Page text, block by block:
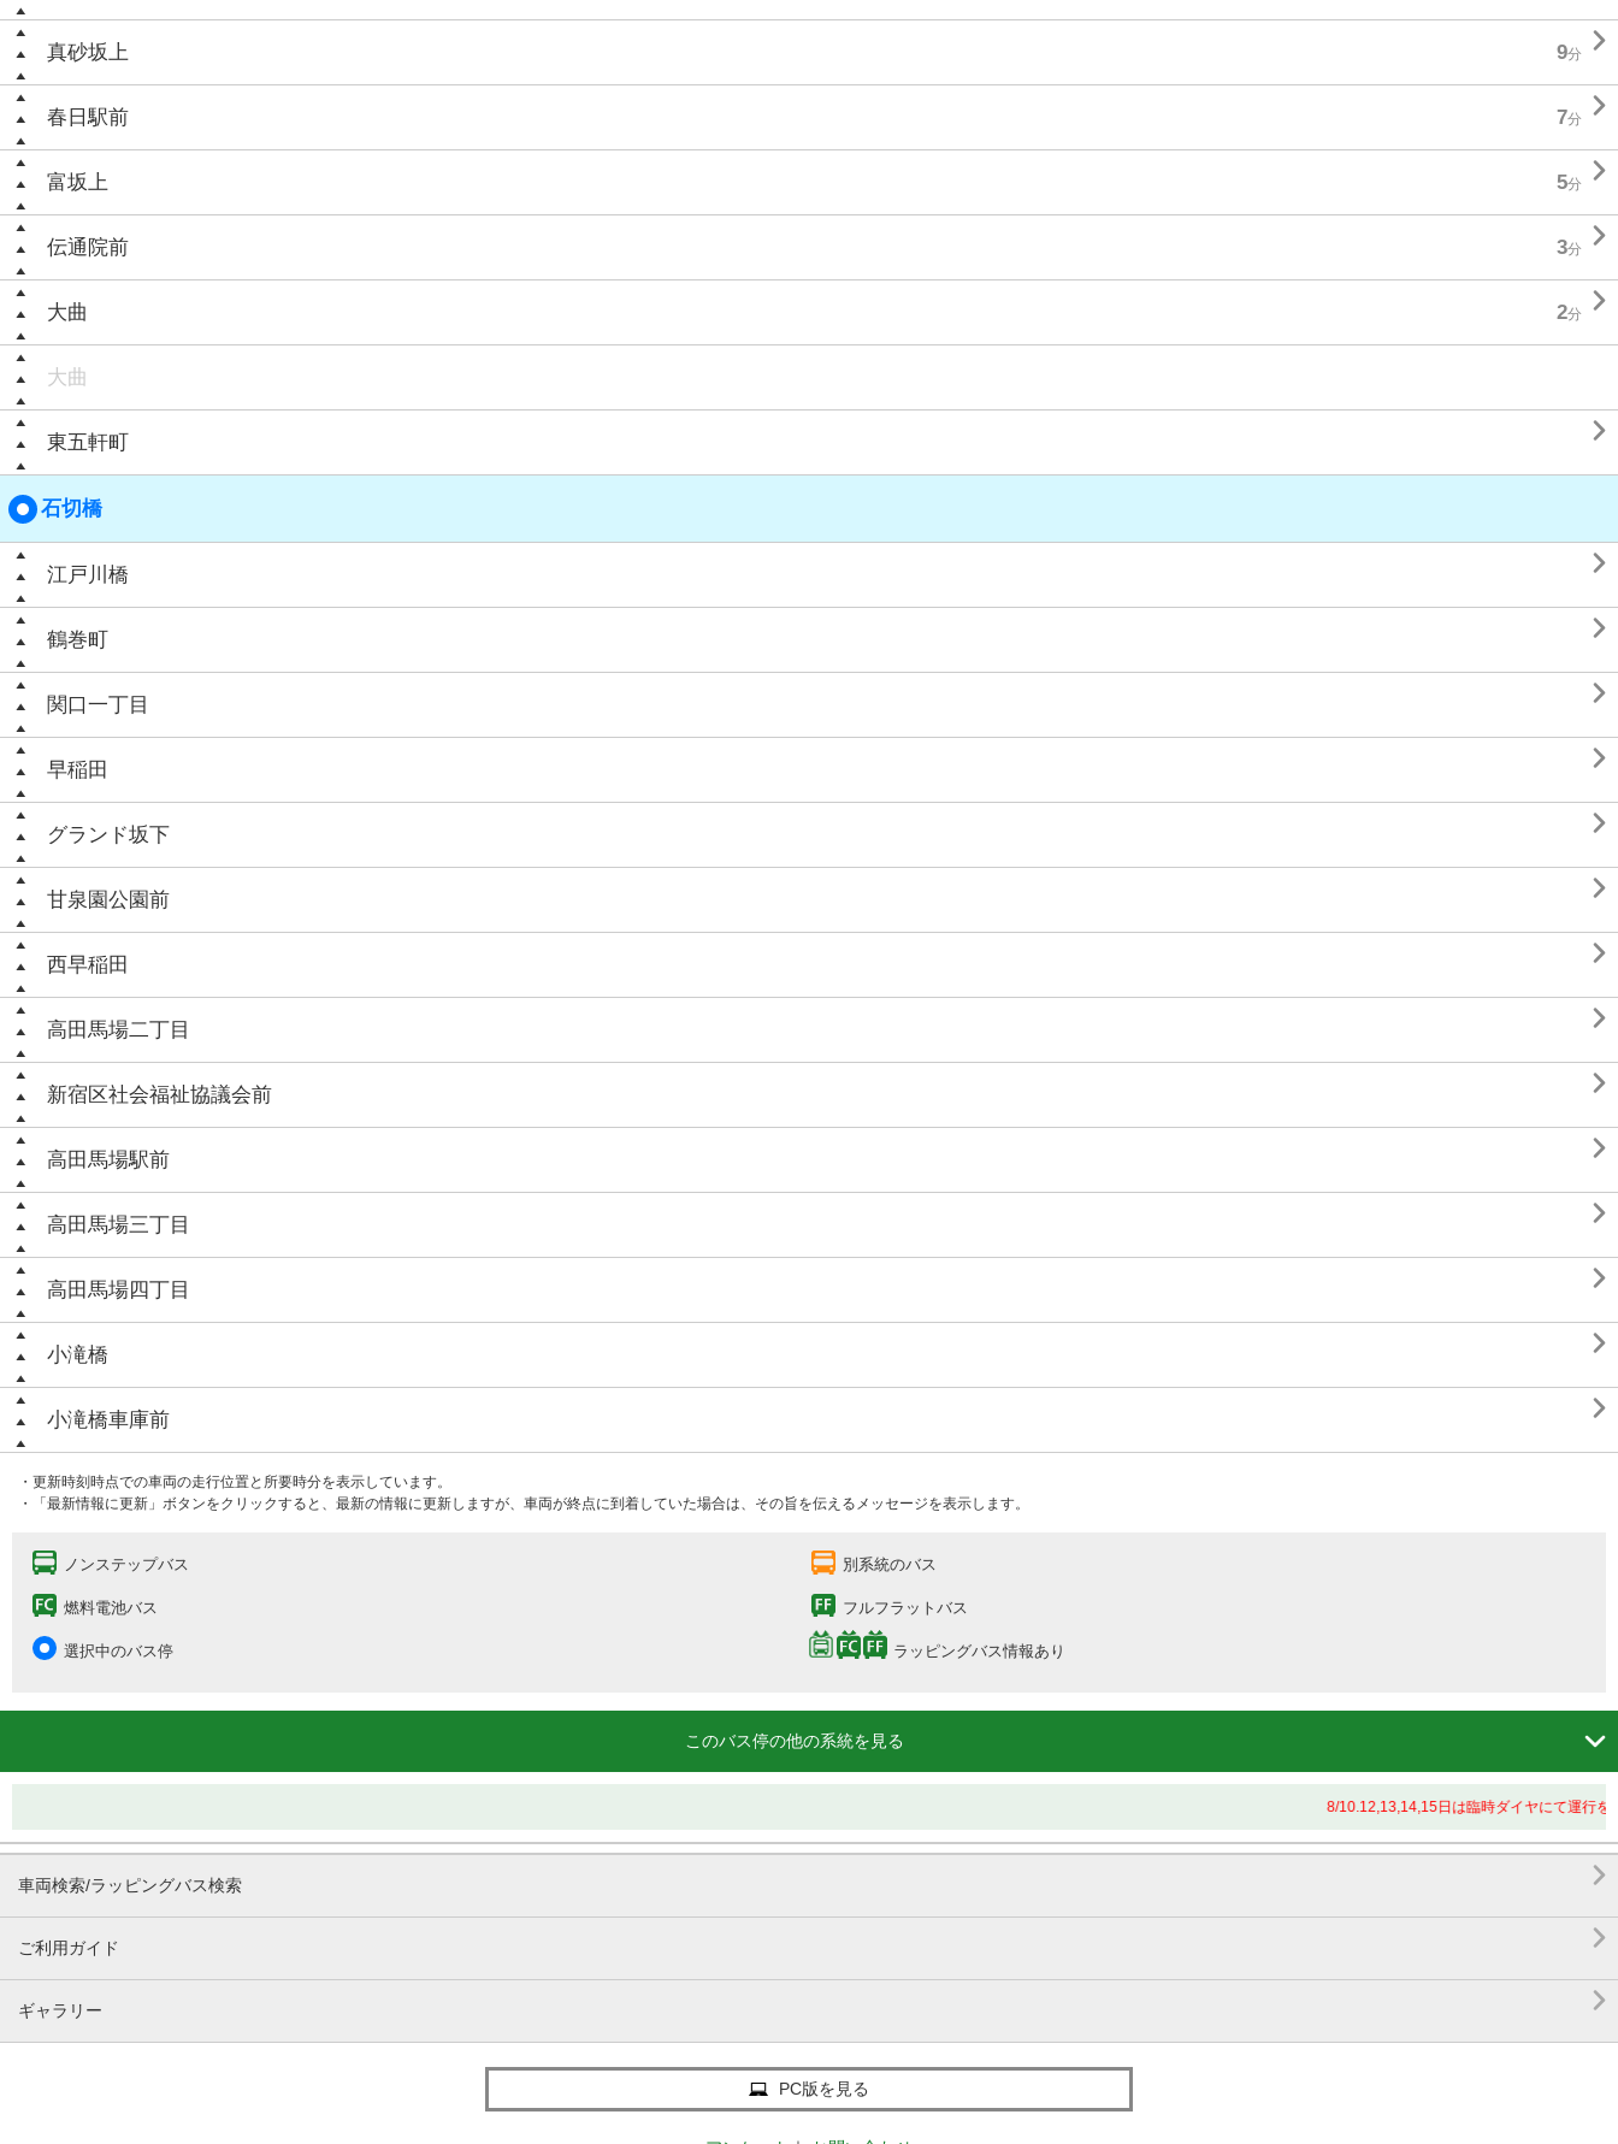
真砂坂上 9分 
春日駅前 7分 
富坂上 5分 
伝通院前 3分 
大曲 2分 
大曲
東五軒町 
石切橋
江戸川橋 
鶴巻町 
関口一丁目 
早稲田 
グランド坂下 
甘泉園公園前 
西早稲田 
高田馬場二丁目 
新宿区社会福祉協議会前 
高田馬場駅前 
高田馬場三丁目 
高田馬場四丁目 
小滝橋 
小滝橋車庫前 
・更新時刻時点での車両の走行位置と所要時分を表示しています。
・「最新情報に更新」ボタンをクリックすると、最新の情報に更新しますが、車両が終点に到着していた場合は、その旨を伝えるメッセージを表示します。
ノンステップバス 別系統のバス
燃料電池バス フルフラットバス
選択中のバス停 ラッピングバス情報あり
このバス停の他の系統を見る 
8/10.12,13,14,15日は臨時ダイヤにて運行を行
車両検索/ラッピングバス検索 
ご利用ガイド 
ギャラリー 
PC版を見る